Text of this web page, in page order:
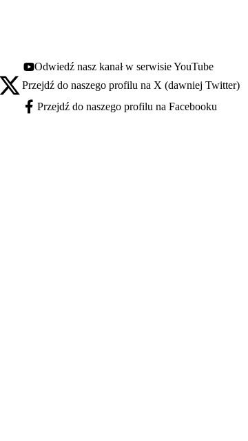
Youtube - otwiera się w nowej karcie
Odwiedź nasz kanał w serwisie YouTube
X - otwiera się w nowej karcie
Przejdź do naszego profilu na X (dawniej Twitter)
Facebook - otwiera się w nowej karcie
Przejdź do naszego profilu na Facebooku